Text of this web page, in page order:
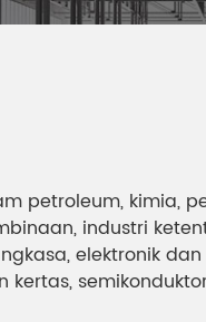
petroleum, kimia,
industri
elektronik dan